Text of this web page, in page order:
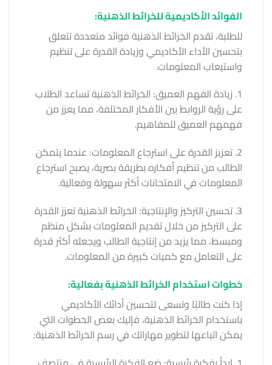
الفوائد الأكاديمية للخرائط الذهنية:
للطلبة، تقدم الخرائط الذهنية فوائد متعددة تتعلق
بتحسين الأداء الأكاديمي وزيادة القدرة على تنظيم
واستيعاب المعلومات.
1. زيادة الفهم العميق: الخرائط الذهنية تساعد الطلاب
على رؤية الروابط بين الأفكار المختلفة، مما يعزز من
فهمهم العميق للمفاهيم.
2. تعزيز القدرة على استرجاع المعلومات: عندما يتمكن
الطالب من تنظيم أفكاره بطريقة بصرية، يصبح استرجاع
المعلومات في الامتحانات أكثر سهولة وفعالية.
3. تحسين التركيز والإنتاجية: الخرائط الذهنية تعزز القدرة
على التركيز من خلال تقديم المعلومات بشكل منظم
ومبسط، مما يزيد من إنتاجية الطالب ويجعله أكثر قدرة
على التعامل مع كميات كبيرة من المعلومات.
خطوات استخدام الخرائط الذهنية بفعالية:
إذا كنت طالبًا وتسعى لتحسين أدائك الأكاديمي
باستخدام الخرائط الذهنية، فإليك بعض الخطوات التي
يمكن اتباعها لتطوير مهاراتك في رسم الخرائط الذهنية: